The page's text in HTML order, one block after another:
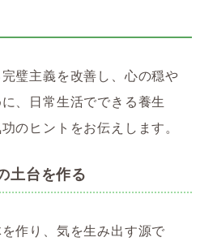
璧主義を改善し、心の穏や
、日常生活でできる養生
のヒントをお伝えします。
土台を作る
作り、気を生み出す源で